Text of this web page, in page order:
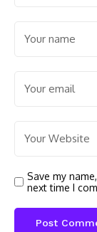
Save my
next time I